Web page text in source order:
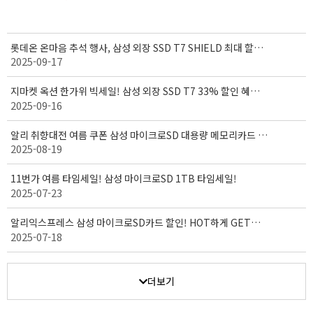
롯데온 온마음 추석 행사, 삼성 외장 SSD T7 SHIELD 최대 할인
받으세요! ( 9/15 - 9/30 )
2025-09-17
지마켓 옥션 한가위 빅세일! 삼성 외장 SSD T7 33% 할인 혜택!
( 9/15 - 10/03 )
2025-09-16
알리 취향대전 여름 쿠폰 삼성 마이크로SD 대용량 메모리카드 세
일! (08.18~08.27)
2025-08-19
11번가 여름 타임세일! 삼성 마이크로SD 1TB 타임세일!
2025-07-23
알리익스프레스 삼성 마이크로SD카드 할인! HOT하게 GET하
자! (7월 14일 ~ 7월 20일)
2025-07-18
더보기